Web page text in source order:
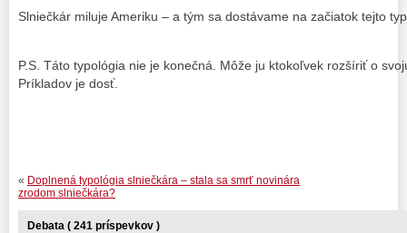
Slniečkár miluje Ameriku – a tým sa dostávame na začiatok tejto
P.S. Táto typológia nie je konečná. Môže ju ktokoľvek rozšíriť o
Príkladov je dosť.
« Doplnená typológia slniečkára – stala sa smrť novinára
zrodom slniečkára?
Debata ( 241 príspevkov )